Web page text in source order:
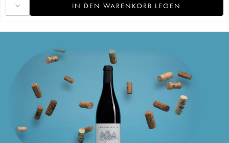
IN DEN WARENKORB LEGEN